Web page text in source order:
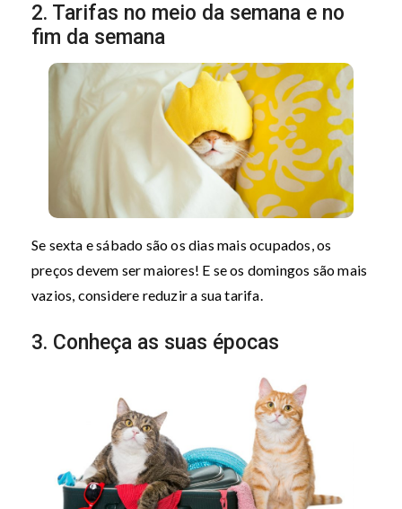
2. Tarifas no meio da semana e no
fim da semana
Se sexta e sábado são os dias mais ocupados, os
preços devem ser maiores! E se os domingos são mais
vazios, considere reduzir a sua tarifa.
3. Conheça as suas épocas